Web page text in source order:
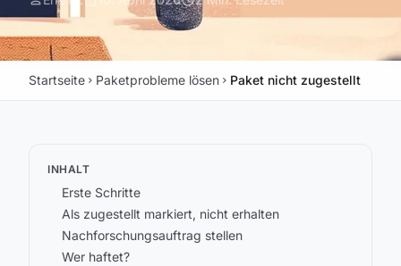
Startseite chevron_right Paketprobleme lösen chevron_right Paket nicht zugestellt
INHALT
Erste Schritte
Als zugestellt markiert, nicht erhalten
Nachforschungsauftrag stellen
Wer haftet?